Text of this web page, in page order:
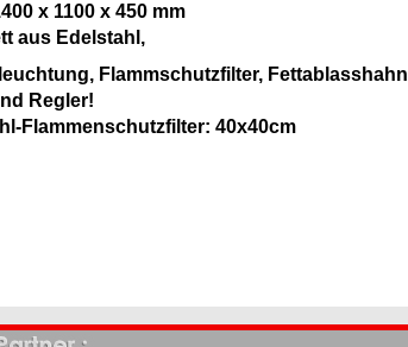
x 1100 x 450 mm
aus Edelstahl,
Flammschutzfilter, Fettablasshahn
Regler!
Flammenschutzfilter: 40x40cm